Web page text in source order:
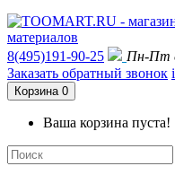
8(495)191-90-25
Пн-Пт
Заказать обратный звонок
Корзина 0
Ваша корзина пуста!